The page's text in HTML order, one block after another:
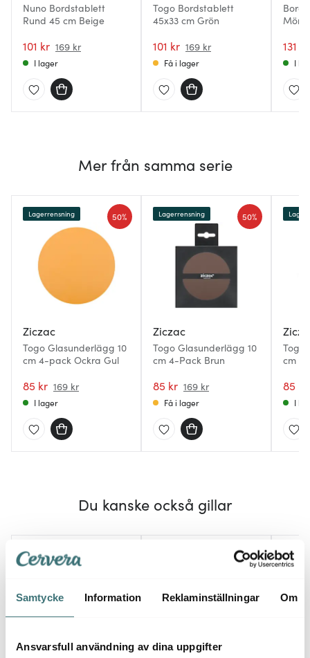
Samtycke Information Reklaminställningar Om
Ansvarsfull användning av dina uppgifter
Nuno Bordstablett
Rund 45 cm Beige
101 kr 169 kr
I lager
Togo Bordstablett
45x33 cm Grön
101 kr 169 kr
Få i lager
131 kr
I
Mer från samma serie
Ziczac
Togo Glasunderlägg 10
cm 4-pack Ockra Gul
85 kr 169 kr
50%
Lagerrensning
I lager
Ziczac
Togo Glasunderlägg 10
cm 4-Pack Brun
85 kr 169 kr
50%
Lagerrensning
Få i lager
Togo
cm
85 kr
I
Du kanske också gillar
Lagerrensning 40%